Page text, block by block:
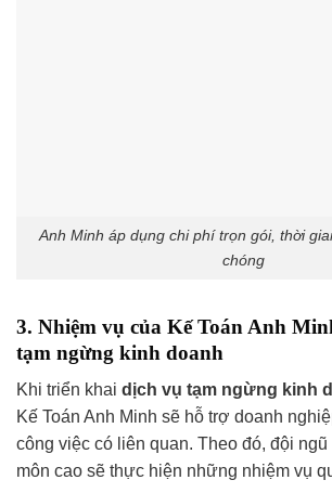
Anh Minh áp dụng chi phí trọn gói, thời
chóng
3. Nhiệm vụ của Kế Toán Anh
tạm ngừng kinh doanh
Khi triển khai dịch vụ tạm ngừng kinh
Kế Toán Anh Minh sẽ hỗ trợ doanh
công việc có liên quan. Theo đó, đội
môn cao sẽ thực hiện những nhiệm vụ